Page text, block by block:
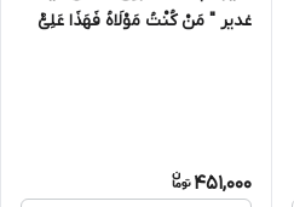
غدیر " مَنْ کُنْتُ مَوْلَاهُ فَهَذَا عَلِیٌّ
451,000